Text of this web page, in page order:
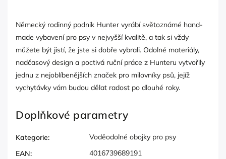
Německý rodinný podnik Hunter vyrábí světoznámé hand-
made vybavení pro psy v nejvyšší kvalitě, a tak si vždy
můžete být jistí, že jste si dobře vybrali. Odolné materiály,
nadčasový design a poctivá ruční práce z Hunteru vytvořily
jednu z nejoblíbenějších značek pro milovníky psů, jejíž
vychytávky vám budou dělat radost po dlouhé roky.
Doplňkové parametry
Kategorie:
Voděodolné obojky pro psy
EAN:
4016739689191